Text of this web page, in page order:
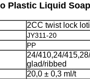
Plastic Liquid
2CC twist lock
JY311-20
PP
24/410,24/
glad/ribbed
20,0 ± 0,3 ml/t